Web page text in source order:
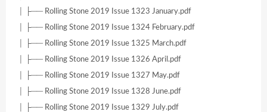
│ ├── Rolling Stone 2019 Issue 1323 January.pdf
│ ├── Rolling Stone 2019 Issue 1324 February.pdf
│ ├── Rolling Stone 2019 Issue 1325 March.pdf
│ ├── Rolling Stone 2019 Issue 1326 April.pdf
│ ├── Rolling Stone 2019 Issue 1327 May.pdf
│ ├── Rolling Stone 2019 Issue 1328 June.pdf
│ ├── Rolling Stone 2019 Issue 1329 July.pdf